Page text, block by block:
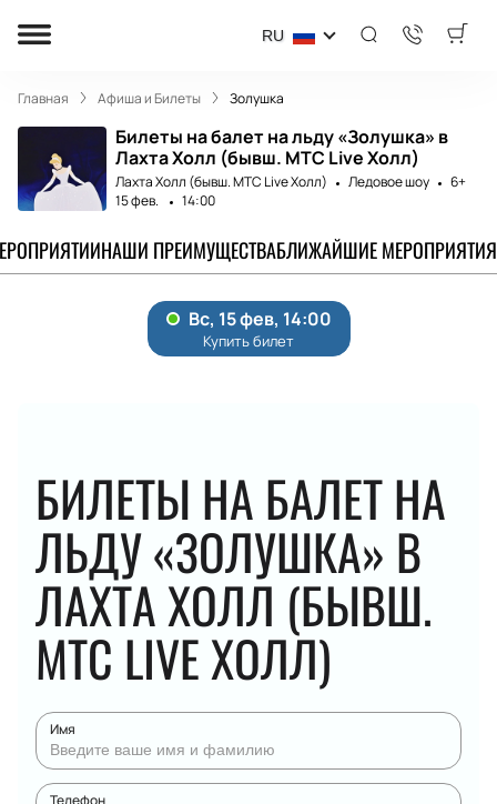
RU
Главная Афиша и Билеты Золушка
Билеты на балет на льду «Золушка» в
Лахта Холл (бывш. МТС Live Холл)
Лахта Холл (бывш. МТС Live Холл) Ледовое шоу
6+
15 фев.
14:00
НАШИ ПРЕИМУЩЕСТВАБЛИЖАЙШИЕ МЕРОПРИЯТИЯ
БИЛЕТЫ НА БАЛЕТ НА
ЛЬДУ «ЗОЛУШКА» В
ЛАХТА ХОЛЛ (БЫВШ.
МТС LIVE ХОЛЛ)
Имя